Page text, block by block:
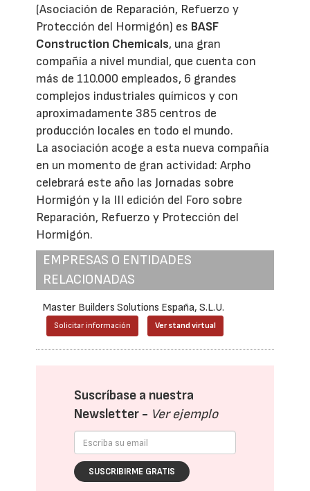
(Asociación de Reparación, Refuerzo y
Protección del Hormigón) es BASF
Construction Chemicals, una gran
compañía a nivel mundial, que cuenta con
más de 110.000 empleados, 6 grandes
complejos industriales químicos y con
aproximadamente 385 centros de
producción locales en todo el mundo.
La asociación acoge a esta nueva compañía
en un momento de gran actividad: Arpho
celebrará este año las Jornadas sobre
Hormigón y la III edición del Foro sobre
Reparación, Refuerzo y Protección del
Hormigón.
EMPRESAS O ENTIDADES
RELACIONADAS
Master Builders Solutions España, S.L.U.
Solicitar información Ver stand virtual
Suscríbase a nuestra
Newsletter - Ver ejemplo
SUSCRIBIRME GRATIS